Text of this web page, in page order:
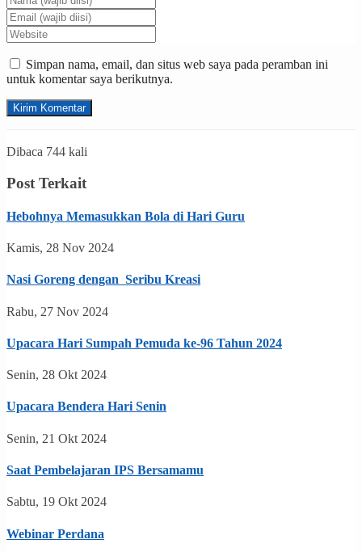
Simpan nama, email, dan situs web saya pada peramban ini
untuk komentar saya berikutnya.
Dibaca 744 kali
Post Terkait
Hebohnya Memasukkan Bola di Hari Guru
Kamis, 28 Nov 2024
Nasi Goreng dengan Seribu Kreasi
Rabu, 27 Nov 2024
Upacara Hari Sumpah Pemuda ke-96 Tahun 2024
Senin, 28 Okt 2024
Upacara Bendera Hari Senin
Senin, 21 Okt 2024
Saat Pembelajaran IPS Bersamamu
Sabtu, 19 Okt 2024
Webinar Perdana